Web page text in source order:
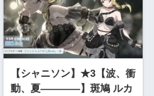
【シャニソン】★3【波、衝
動、夏――――】斑鳩 ルカ